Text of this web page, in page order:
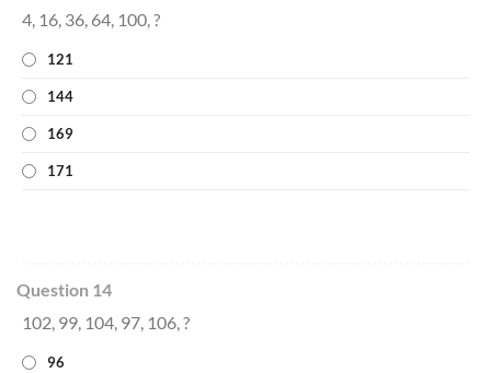
4, 16, 36, 64, 100, ?
121
144
169
171
Question 14
102, 99, 104, 97, 106, ?
96